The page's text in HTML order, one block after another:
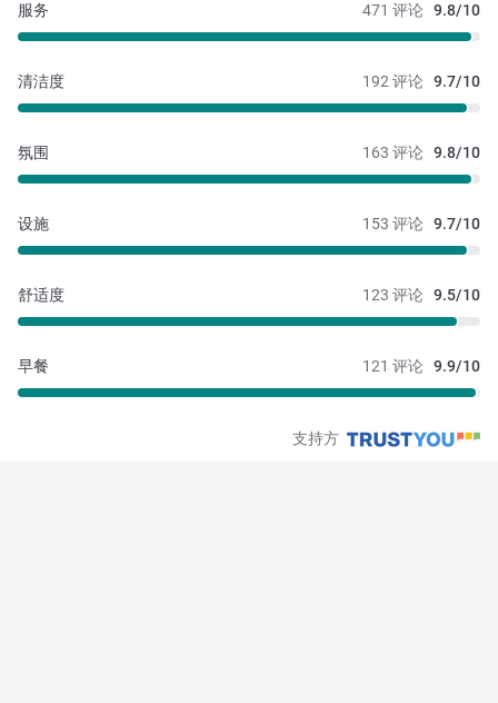
471 评论 9.8/10
服务
192 评论 9.7/10
清洁度
163 评论 9.8/10
氛围
153 评论 9.7/10
设施
123 评论 9.5/10
舒适度
121 评论 9.9/10
早餐
支持方